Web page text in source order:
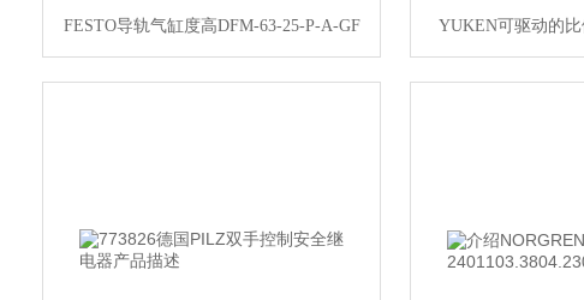
FESTO导轨气缸度高DFM-63-25-P-A-GF YUKEN可驱动的比